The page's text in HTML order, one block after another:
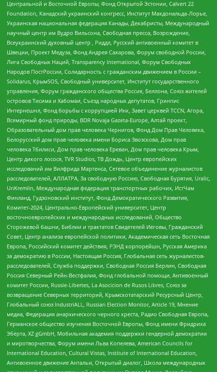
Центральной и Восточной Европы, Фонд Открытой Эстонии, Calvert 22
Foundation, Канадский украинский конгресс, Институт Макдональда-Лорье,
Украинская национальная федерация Канады, Декабристы, Международный
научный центр им Вудро Вильсона, Свободная пресса, Возрождение,
Всеукраинский духовный центр , Риддл, Русский антивоенный комитет в
Швеции, Проект Медуза, Фонд Андрея Сахарова, Форум свободной России,
Лига Свободных Наций, Transparеncy International, Форум Свободных
Народов ПостРоссии, Солидарность с гражданским движением в России –
Solidarus, КрымSOS, Свободный университет, Институт государственного
управления, Форум гражданского общества Россия, Беллона, Союз жителей
островов Тисима и Хабомаи, Съезд народных депутатов, Гринпис
Интернешнл, Фонд борьбы с коррупцией Инк, Завет церквей TCCN, Агора,
Всемирный фонд природы, BDR Novaja Gazeta-Europe, Алтай проект,
Образовательный дом прав человека Чернигов, Фонд Дом Прав Человека,
Белорусский дом прав человека имени Бориса Звозскова, Дом прав
человека Тбилиси, Дом прав человека Ереван, Дом прав человека Крым,
Центр дикого лосося, TVR Studios, ТВ Дождь, Центр европейских
исследований им Вилфрида Мартенса, Сетевое объединение журналистов
расследователей, АЛЛАТРА, За свободную Россию, Свободная Бурятия, Uralic,
UnKremlin, Международная федерация транспортных рабочих, ИстЧам
Финланд, Гудзоновский институт, Фонд Демократического Развития,
Комитет-2024, Центрально-Европейский университет, Центр
восточноевропейских и международных исследований, Общество
Сторожевой башни, Библии и трактатов Свидетелей Иеговы, Гражданский
Совет, Центр анализа европейской политики, Академическая сеть Восточная
Европа, Российский комитет действия, РЭНД корпорейшн, Русская Америка
за демократию в России, Настоящая Россия, Глобальная сеть журналистов-
расследователей, Служба поддержки, Свободная Россия Берлин, Свободная
Россия Северный Рейн-Вестфалия, Фонд глобальной помощи, Антивоенный
комитет России, Russie-Libertes, La Asocicion de Rusos Libres, Союз за
возвращение Северных территорий, Крымскотатарский Ресурсный Центр,
Глобальный союз IndustriALL, Russian Election Monitor, Article 19, Мнение
медиа, Федерация анархического черного креста, Радио Свободная Европа,
Германское общество изучения Восточной Европы, Фонд имени Фридриха
Эберта, XZ gGmbH, Мобильная академия поддержки гендерной демократии
и миротворчества, Форум имени Льва Копелева, American Councils for
International Education, Cultural Vistas, Institute of International Education,
Антивоенное движение Антальи, Открытый диалог, Школа международных